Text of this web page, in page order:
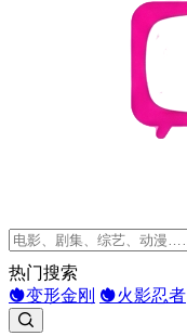
热门搜索
变形金刚
火影忍者